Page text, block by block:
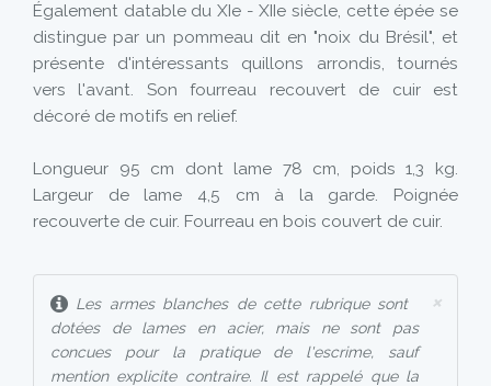
Également datable du XIe - XIIe siècle, cette épée se
distingue par un pommeau dit en "noix du Brésil", et
présente d'intéressants quillons arrondis, tournés
vers l'avant. Son fourreau recouvert de cuir est
décoré de motifs en relief.
Longueur 95 cm dont lame 78 cm, poids 1,3 kg.
Largeur de lame 4,5 cm à la garde. Poignée
recouverte de cuir. Fourreau en bois couvert de cuir.
×
Les armes blanches de cette rubrique sont
dotées de lames en acier, mais ne sont pas
concues pour la pratique de l'escrime, sauf
mention explicite contraire. Il est rappelé que la